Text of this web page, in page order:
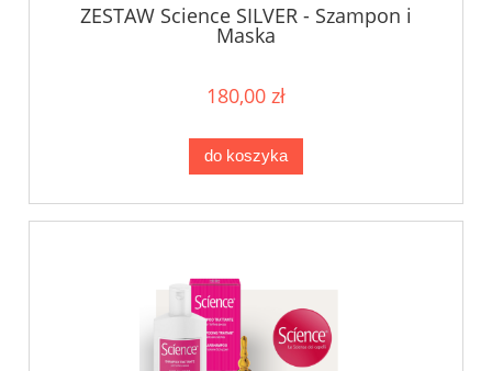
ZESTAW Science SILVER - Szampon i
Maska
180,00 zł
do koszyka